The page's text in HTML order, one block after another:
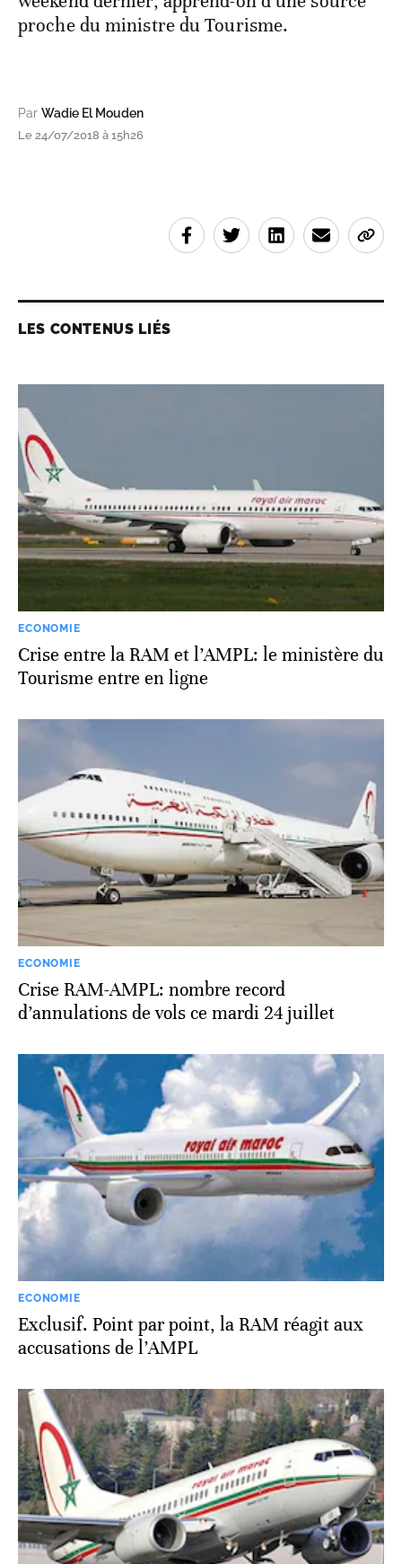
proche du ministre du Tourisme.
Par Wadie El Mouden
Le 24/07/2018 à 15h26
LES CONTENUS LIÉS
ECONOMIE
Crise entre la RAM et l’AMPL: le ministère du
Tourisme entre en ligne
ECONOMIE
Crise RAM-AMPL: nombre record
d’annulations de vols ce mardi 24 juillet
ECONOMIE
Exclusif. Point par point, la RAM réagit aux
accusations de l’AMPL